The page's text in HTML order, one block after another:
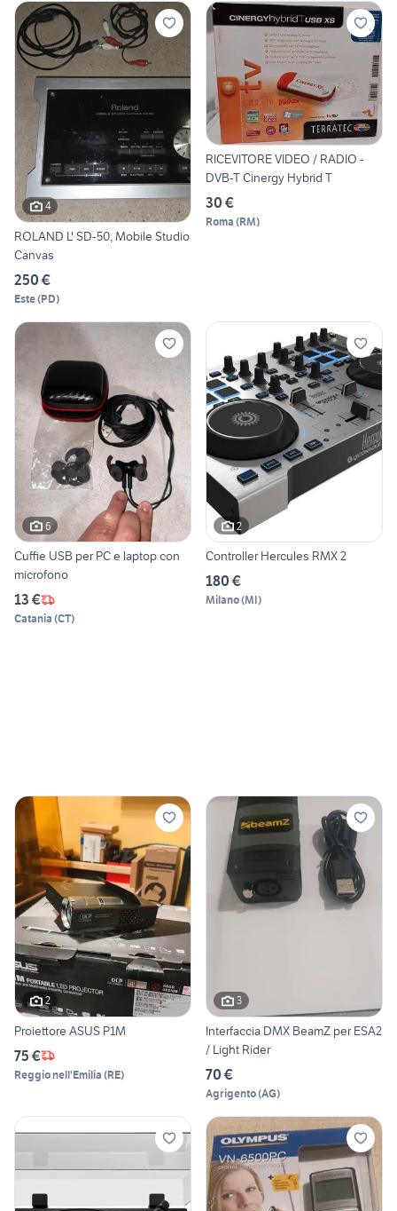
4
ROLAND L' SD-50, Mobile Studio
Canvas
250 €
Este(PD)
RICEVITORE VIDEO / RADIO -
DVB-T Cinergy Hybrid T
30 €
Roma (RM)
6
Cuffie USB per PC e laptop con
microfono
13 €
Catania (CT)
2
Controller Hercules RMX 2
180 €
Milano(MI)
2
Proiettore ASUS P1M
75 €
Reggio nell'Emilia (RE)
3
Interfaccia DMX BeamZ per ESA2
/ Light Rider
70 €
Agrigento(AG)